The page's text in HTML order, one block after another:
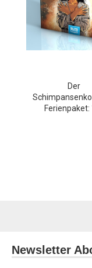
Der
Ferienpaket:
Newsletter